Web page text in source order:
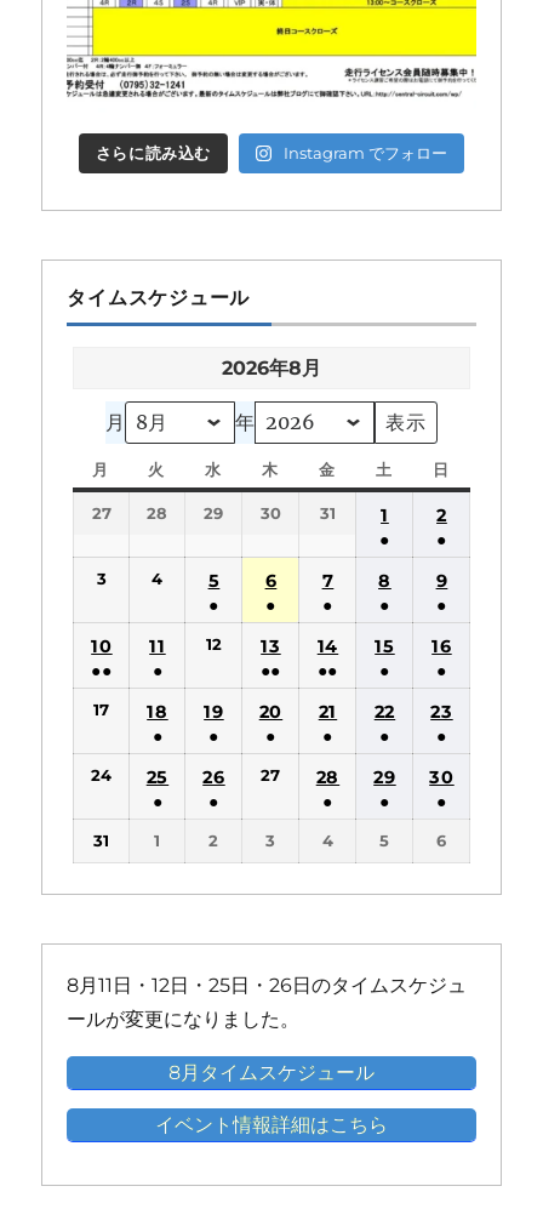
さらに読み込む Instagram でフォロー
タイムスケジュール
2026年8月
月 年
月
曜
日
火
曜
日
水
曜
日
木
曜
日
金
曜
土
曜
日
曜
27 28 29 30 31
1
●
(1
件
の
イ
ベ
ン
ト)
2
●
(1
件
の
イ
ベ
ン
ト)
3 4
5
●
(1
の
イ
ベ
ン
ト)
6
●
(1
件
の
イ
ベ
ン
7
●
(1
件
の
イ
ベ
ン
ト)
8
●
(1
件
の
イ
ベ
ン
ト)
9
●
(1
件
の
イ
ベ
ン
ト)
10
●●
(2
の
イ
ン
ト)
11
●
(1
件
の
イ
ベ
ン
ト)
12
13
●●
(2
件
の
イ
ン
ト)
14
●●
(2
件
の
イ
ベ
ン
ト)
15
●
(1
件
の
イ
ベ
ン
ト)
16
●
(1
件
の
イ
ベ
ン
ト)
17
18
●
(1
件
イ
ン
19
●
(1
件
イ
ン
20
●
(1
イ
ン
21
●
(1
件
イ
ン
22
●
(1
件
イ
ン
23
●
(1
件
イ
ン
24
25
●
ト)
26
●
ト)
27
28
●
ト)
29
●
ト)
30
●
ト)
31 1 2 3 4 5 6
8月11日・12日・25日・26日のタイムスケジュ
ールが変更になりました。
8月タイムスケジュール
イベント情報詳細はこちら